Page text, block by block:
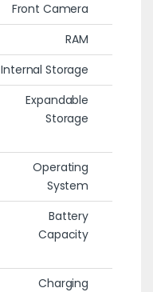
Front Camera
RAM
Internal Storage
Expandable
Storage
Operating
System
Battery
Capacity
Charging